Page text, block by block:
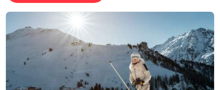
mesure, alignées avec vos objectifs. Hôtel, résidence
ou chalet au pied des pistes : vous choisissez le niveau
d’accompagnement, nous nous occupons du reste.